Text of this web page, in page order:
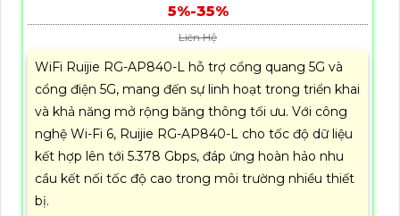
5%-35%
Liên Hệ
WiFi Ruijie RG-AP840-L hỗ trợ cổng quang 5G và
cổng điện 5G, mang đến sự linh hoạt trong triển khai
và khả năng mở rộng băng thông tối ưu. Với công
nghệ Wi-Fi 6, Ruijie RG-AP840-L cho tốc độ dữ liệu
kết hợp lên tới 5.378 Gbps, đáp ứng hoàn hảo nhu
cầu kết nối tốc độ cao trong môi trường nhiều thiết
bị.